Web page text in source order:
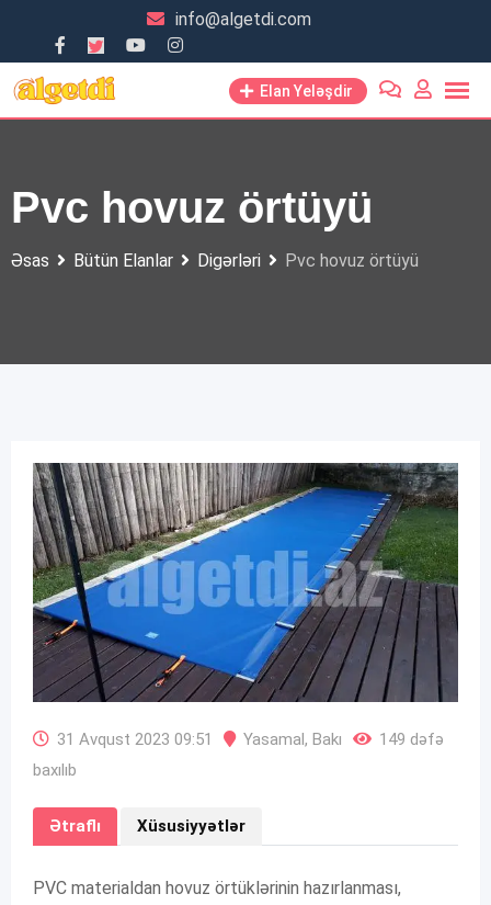
content
info@algetdi.com
Elan Yeləşdir
Pvc hovuz örtüyü
Əsas Bütün Elanlar Digərləri Pvc hovuz örtüyü
31 Avqust 2023 09:51 Yasamal, Bakı
149 dəfə
baxılıb
Ətraflı Xüsusiyyətlər
PVC materialdan hovuz örtüklərinin hazırlanması,